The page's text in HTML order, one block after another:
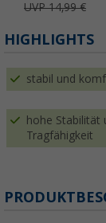
UVP 14,99 €
HIGHLIGHTS
stabil und
hohe Stabilität
Tragfähigkeit